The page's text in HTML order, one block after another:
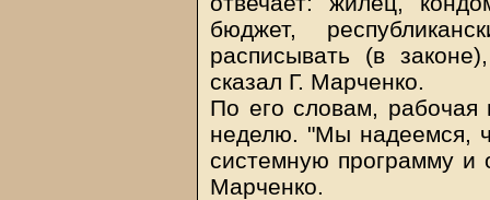
бюджет,
расписывать (в
сказал Г. Марченко.
По его словам, рабочая
неделю. "Мы надеемся,
системную программу и
Марченко.